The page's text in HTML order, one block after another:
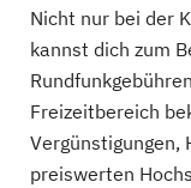
Nicht nur bei der
kannst dich zum
Freizeitbereich
Vergünstigungen,
preiswerten